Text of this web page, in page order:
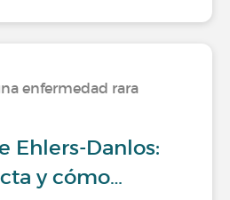
enfermedad rara
Ehlers-Danlos:
y cómo…